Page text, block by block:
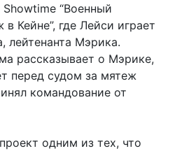
“Военный
Кейне”, где Лейси играет
лейтенанта Мэрика.
рассказывает о Мэрике,
перед судом за мятеж
командование от
одним из тех, что